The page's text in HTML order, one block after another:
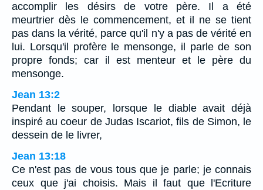
accomplir les désirs de votre père. Il a été
meurtrier dès le commencement, et il ne se tient
pas dans la vérité, parce qu'il n'y a pas de vérité en
lui. Lorsqu'il profère le mensonge, il parle de son
propre fonds; car il est menteur et le père du
mensonge.
Jean 13:2
Pendant le souper, lorsque le diable avait déjà
inspiré au coeur de Judas Iscariot, fils de Simon, le
dessein de le livrer,
Jean 13:18
Ce n'est pas de vous tous que je parle; je connais
ceux que j'ai choisis. Mais il faut que l'Ecriture